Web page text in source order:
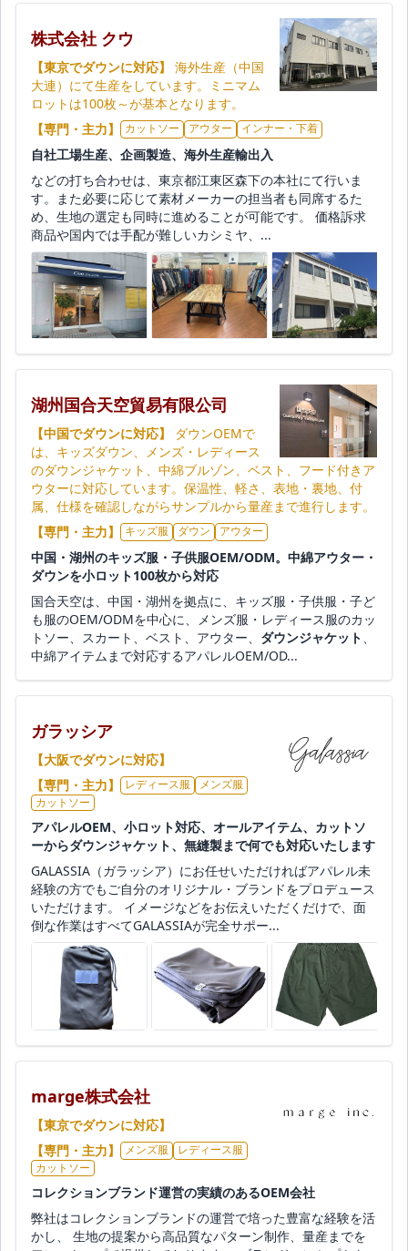
株式会社 クウ
【東京でダウンに対応】
海外生産（中国
大連）にて生産をしています。ミニマム
ロットは100枚～が基本となります。
【専門・主力】
カットソー アウター インナー・下着
自社工場生産、企画製造、海外生産輸出入
などの打ち合わせは、東京都江東区森下の本社にて行いま
す。また必要に応じて素材メーカーの担当者も同席するた
め、生地の選定も同時に進めることが可能です。 価格訴求
商品や国内では手配が難しいカシミヤ、...
湖州国合天空貿易有限公司
【中国でダウンに対応】
ダウンOEMで
は、キッズダウン、メンズ・レディース
のダウンジャケット、中綿ブルゾン、ベスト、フード付きア
ウターに対応しています。保温性、軽さ、表地・裏地、付
属、仕様を確認しながらサンプルから量産まで進行します。
【専門・主力】
キッズ服 ダウン アウター
中国・湖州のキッズ服・子供服OEM/ODM。中綿アウター・
ダウンを小ロット100枚から対応
国合天空は、中国・湖州を拠点に、キッズ服・子供服・子ど
も服のOEM/ODMを中心に、メンズ服・レディース服のカッ
トソー、スカート、ベスト、アウター、 ダウンジャケット、
中綿アイテムまで対応するアパレルOEM/OD...
ガラッシア
【大阪でダウンに対応】
【専門・主力】
レディース服
メンズ服
カットソー
アパレルOEM、小ロット対応、オールアイテム、カットソ
ーからダウンジャケット、無縫製まで何でも対応いたします
GALASSIA（ガラッシア）にお任せいただければアパレル未
経験の方でもご自分のオリジナル・ブランドをプロデュース
いただけます。 イメージなどをお伝えいただくだけで、面
倒な作業はすべてGALASSIAが完全サポー...
marge株式会社
【東京でダウンに対応】
【専門・主力】
メンズ服
レディース服
カットソー
コレクションブランド運営の実績のあるOEM会社
弊社はコレクションブランドの運営で培った豊富な経験を活
かし、 生地の提案から高品質なパターン制作、量産までを